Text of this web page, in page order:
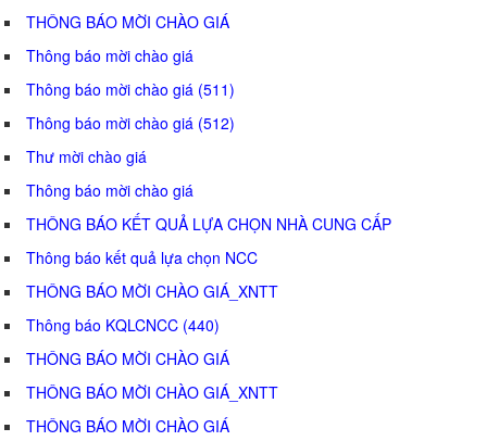
THÔNG BÁO MỜI CHÀO GIÁ
Thông báo mời chào giá
Thông báo mời chào giá (511)
Thông báo mời chào giá (512)
Thư mời chào giá
Thông báo mời chào giá
THÔNG BÁO KẾT QUẢ LỰA CHỌN NHÀ CUNG CẤP
Thông báo kết quả lựa chọn NCC
THÔNG BÁO MỜI CHÀO GIÁ_XNTT
Thông báo KQLCNCC (440)
THÔNG BÁO MỜI CHÀO GIÁ
THÔNG BÁO MỜI CHÀO GIÁ_XNTT
THÔNG BÁO MỜI CHÀO GIÁ